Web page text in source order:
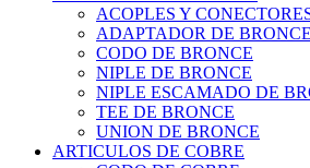
ACOPLES Y
ADAPTADOR DE BRONCE
CODO DE BRONCE
NIPLE DE BRONCE
NIPLE ESCAMADO DE
TEE DE BRONCE
UNION DE BRONCE
ARTICULOS DE COBRE